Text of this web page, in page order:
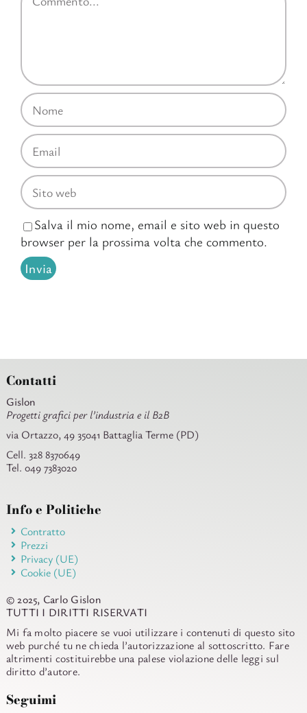
Salva il mio nome, email e sito web in questo
browser per la prossima volta che commento.
Contatti
Gislon
Progetti grafici per l’industria e il B2B
via Ortazzo, 49 35041 Battaglia Terme (PD)
Cell. 328 8370649
Tel. 049 7383020
Info e Politiche
Contratto
Prezzi
Privacy (UE)
Cookie (UE)
© 2025, Carlo Gislon
TUTTI I DIRITTI RISERVATI
Mi fa molto piacere se vuoi utilizzare i contenuti di questo sito
web purché tu ne chieda l’autorizzazione al sottoscritto. Fare
altrimenti costituirebbe una palese violazione delle leggi sul
diritto d’autore.
Seguimi